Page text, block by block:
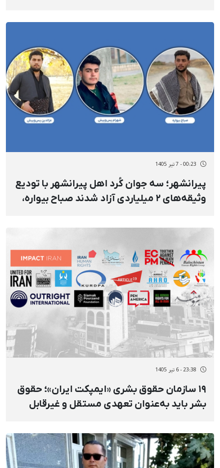
00:23 - 7 تیر 1405
پیرانشهر؛ سه جوان کُرد اهل پیرانشهر با تودیع
وثیقه‌های ۲ میلیاردی آزاد شدند صباح بیواره،
23:38 - 6 تیر 1405
۱۹ سازمان حقوق بشری «ایمپکت ایران»؛ حقوق
بشر باید به‌عنوان تعهدی مستقل و غیرقابل